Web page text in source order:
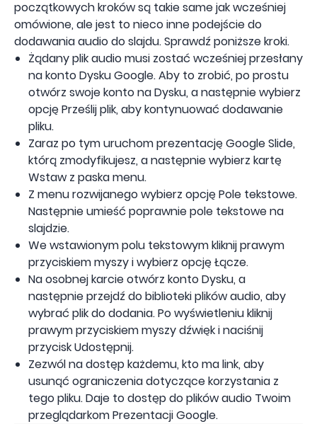
początkowych kroków są takie same jak wcześniej
omówione, ale jest to nieco inne podejście do
dodawania audio do slajdu. Sprawdź poniższe kroki.
Żądany plik audio musi zostać wcześniej przesłany
na konto Dysku Google. Aby to zrobić, po prostu
otwórz swoje konto na Dysku, a następnie wybierz
opcję Prześlij plik, aby kontynuować dodawanie
pliku.
Zaraz po tym uruchom prezentację Google Slide,
którą zmodyfikujesz, a następnie wybierz kartę
Wstaw z paska menu.
Z menu rozwijanego wybierz opcję Pole tekstowe.
Następnie umieść poprawnie pole tekstowe na
slajdzie.
We wstawionym polu tekstowym kliknij prawym
przyciskiem myszy i wybierz opcję Łącze.
Na osobnej karcie otwórz konto Dysku, a
następnie przejdź do biblioteki plików audio, aby
wybrać plik do dodania. Po wyświetleniu kliknij
prawym przyciskiem myszy dźwięk i naciśnij
przycisk Udostępnij.
Zezwól na dostęp każdemu, kto ma link, aby
usunąć ograniczenia dotyczące korzystania z
tego pliku. Daje to dostęp do plików audio Twoim
przeglądarkom Prezentacji Google.